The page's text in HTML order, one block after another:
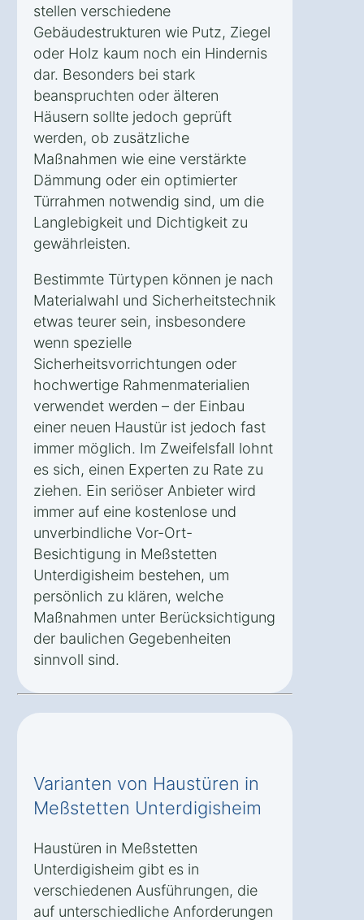
stellen verschiedene
Gebäudestrukturen wie Putz, Ziegel
oder Holz kaum noch ein Hindernis
dar. Besonders bei stark
beanspruchten oder älteren
Häusern sollte jedoch geprüft
werden, ob zusätzliche
Maßnahmen wie eine verstärkte
Dämmung oder ein optimierter
Türrahmen notwendig sind, um die
Langlebigkeit und Dichtigkeit zu
gewährleisten.
Bestimmte Türtypen können je nach
Materialwahl und Sicherheitstechnik
etwas teurer sein, insbesondere
wenn spezielle
Sicherheitsvorrichtungen oder
hochwertige Rahmenmaterialien
verwendet werden – der Einbau
einer neuen Haustür ist jedoch fast
immer möglich. Im Zweifelsfall lohnt
es sich, einen Experten zu Rate zu
ziehen. Ein seriöser Anbieter wird
immer auf eine kostenlose und
unverbindliche Vor-Ort-
Besichtigung in Meßstetten
Unterdigisheim bestehen, um
persönlich zu klären, welche
Maßnahmen unter Berücksichtigung
der baulichen Gegebenheiten
sinnvoll sind.
Varianten von Haustüren in
Meßstetten Unterdigisheim
Haustüren in Meßstetten
Unterdigisheim gibt es in
verschiedenen Ausführungen, die
auf unterschiedliche Anforderungen